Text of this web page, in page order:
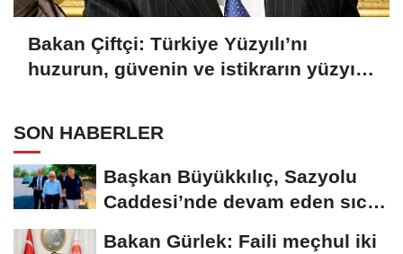
Bakan Çiftçi: Türkiye Yüzyılı’nı
huzurun, güvenin ve istikrarın yüzyılı
SON HABERLER
Başkan Büyükkılıç, Sazyolu
Caddesi’nde devam eden sıcak
Bakan Gürlek: Faili meçhul iki